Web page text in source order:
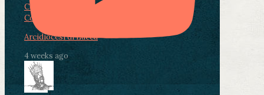
Condividi su Facebook
Condividi su LinkedIn
Arcidiocesi di Lucca
4 weeks ago